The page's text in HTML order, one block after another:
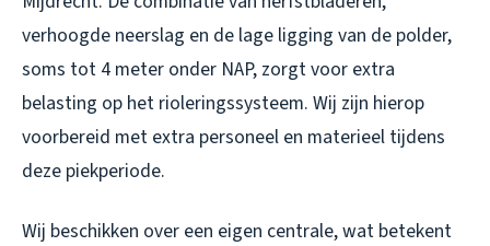
verhoogde neerslag en de lage ligging van de polder,
soms tot 4 meter onder NAP, zorgt voor extra
belasting op het rioleringssysteem. Wij zijn hierop
voorbereid met extra personeel en materieel tijdens
deze piekperiode.
Wij beschikken over een eigen centrale, wat betekent